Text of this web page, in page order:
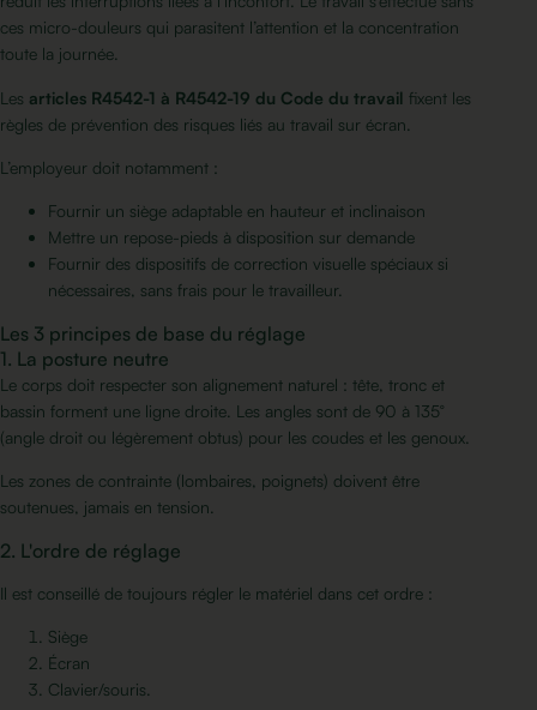
ces micro-douleurs qui parasitent l’attention et la concentration
toute la journée.
Les articles R4542-1 à R4542-19 du Code du travail fixent les
règles de prévention des risques liés au travail sur écran.
L’employeur doit notamment :
Fournir un siège adaptable en hauteur et inclinaison
Mettre un repose-pieds à disposition sur demande
Fournir des dispositifs de correction visuelle spéciaux si
nécessaires, sans frais pour le travailleur.
Les 3 principes de base du réglage
1. La posture neutre
Le corps doit respecter son alignement naturel : tête, tronc et
bassin forment une ligne droite. Les angles sont de 90 à 135°
(angle droit ou légèrement obtus) pour les coudes et les genoux.
Les zones de contrainte (lombaires, poignets) doivent être
soutenues, jamais en tension.
2. L'ordre de réglage
Il est conseillé de toujours régler le matériel dans cet ordre :
Siège
Écran
Clavier/souris.